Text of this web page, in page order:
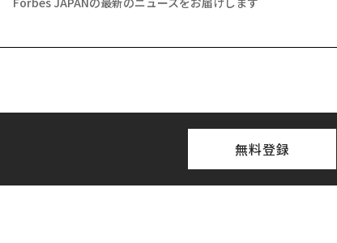
無料登録